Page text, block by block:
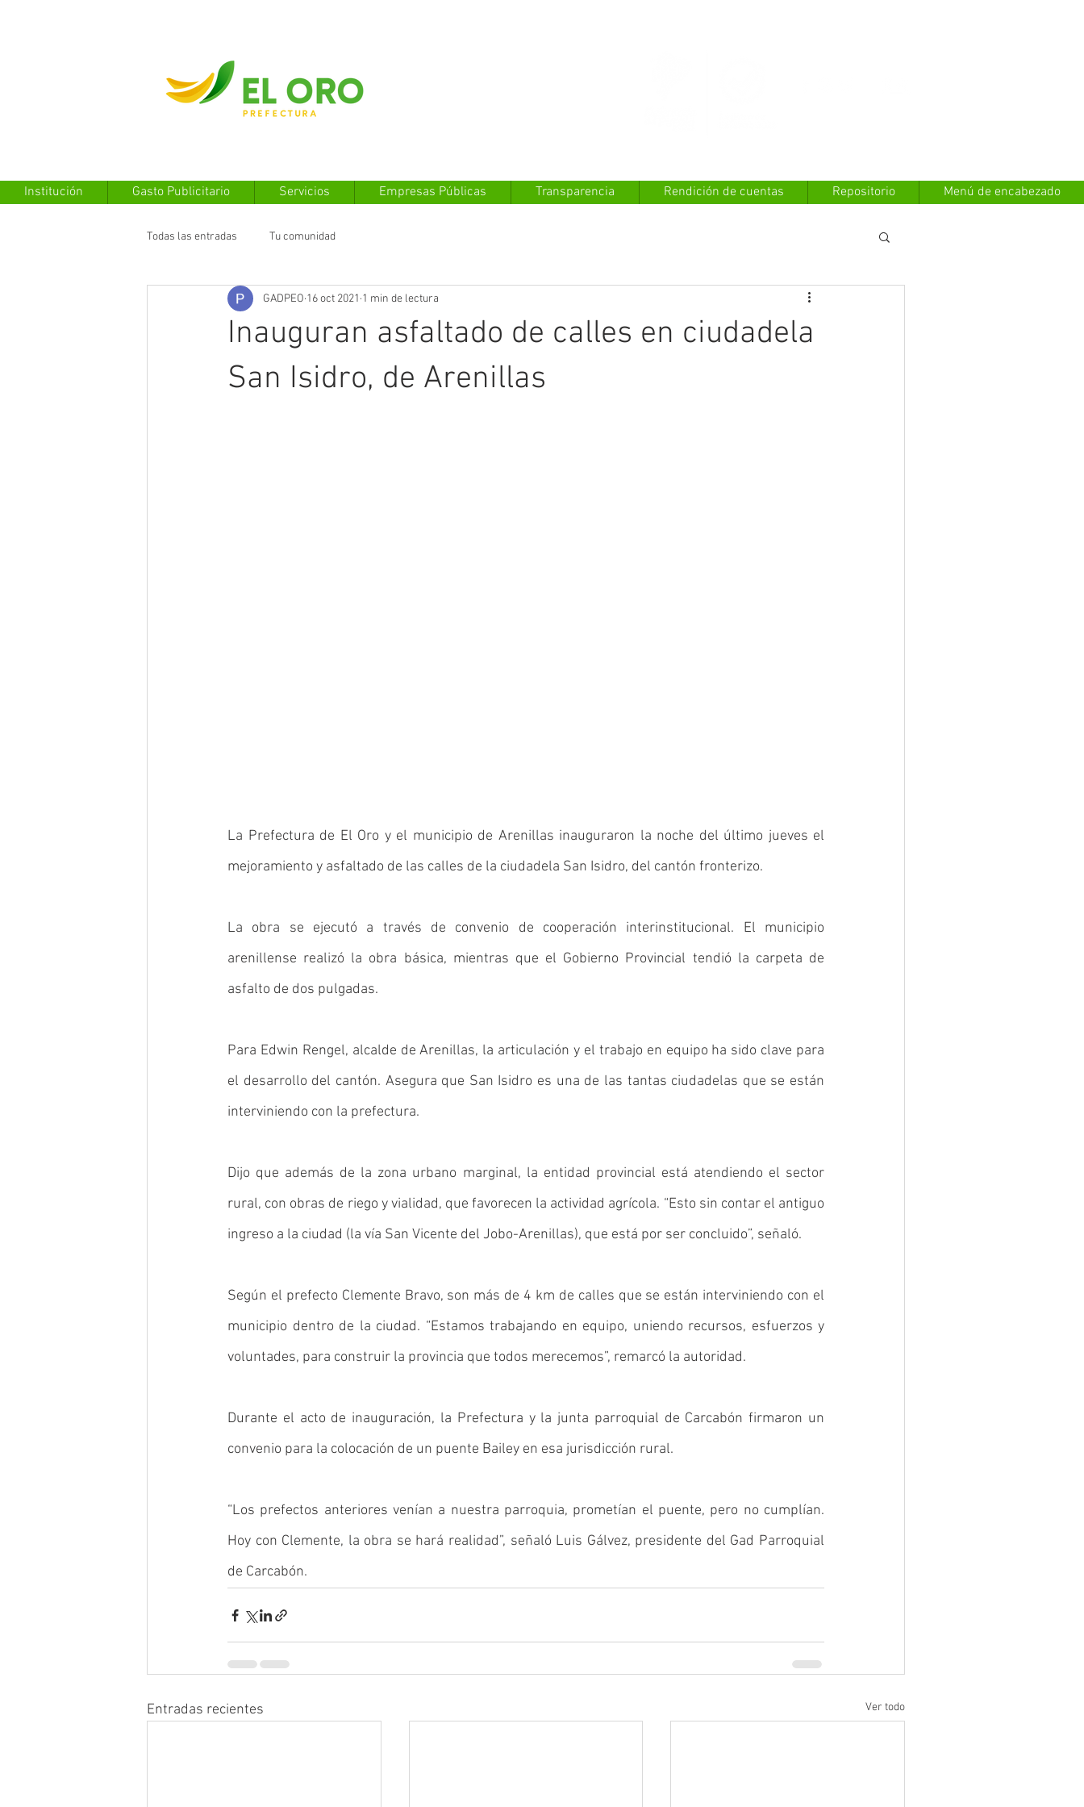
Institución Gasto Publicitario Servicios Empresas Públicas Transparencia Rendición de cuentas Repositorio Menú de encabezado
Todas las entradas Tu comunidad
Inauguran asfaltado de calles en ciudadela
San Isidro, de Arenillas
GADPEO 16 oct 2021 1 min de lectura
La Prefectura de El Oro y el municipio de Arenillas inauguraron la noche del último jueves el
mejoramiento y asfaltado de las calles de la ciudadela San Isidro, del cantón fronterizo.
La obra se ejecutó a través de convenio de cooperación interinstitucional. El municipio
arenillense realizó la obra básica, mientras que el Gobierno Provincial tendió la carpeta de
asfalto de dos pulgadas.
Para Edwin Rengel, alcalde de Arenillas, la articulación y el trabajo en equipo ha sido clave para
el desarrollo del cantón. Asegura que San Isidro es una de las tantas ciudadelas que se están
interviniendo con la prefectura.
Dijo que además de la zona urbano marginal, la entidad provincial está atendiendo el sector
rural, con obras de riego y vialidad, que favorecen la actividad agrícola. “Esto sin contar el antiguo
ingreso a la ciudad (la vía San Vicente del Jobo-Arenillas), que está por ser concluido”, señaló.
Según el prefecto Clemente Bravo, son más de 4 km de calles que se están interviniendo con el
municipio dentro de la ciudad. “Estamos trabajando en equipo, uniendo recursos, esfuerzos y
voluntades, para construir la provincia que todos merecemos”, remarcó la autoridad.
Durante el acto de inauguración, la Prefectura y la junta parroquial de Carcabón firmaron un
convenio para la colocación de un puente Bailey en esa jurisdicción rural.
“Los prefectos anteriores venían a nuestra parroquia, prometían el puente, pero no cumplían.
Hoy con Clemente, la obra se hará realidad”, señaló Luis Gálvez, presidente del Gad Parroquial
de Carcabón.
Entradas recientes Ver todo